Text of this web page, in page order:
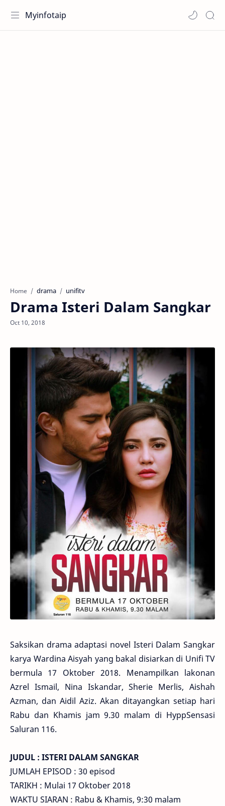
Myinfotaip
Home drama unifitv
Drama Isteri Dalam Sangkar
Saksikan drama adaptasi novel Isteri Dalam Sangkar
karya Wardina Aisyah yang bakal disiarkan di Unifi TV
bermula 17 Oktober 2018. Menampilkan lakonan
Azrel Ismail, Nina Iskandar, Sherie Merlis, Aishah
Azman, dan Aidil Aziz. Akan ditayangkan setiap hari
Rabu dan Khamis jam 9.30 malam di HyppSensasi
Saluran 116.
JUDUL : ISTERI DALAM SANGKAR
JUMLAH EPISOD : 30 episod
TARIKH : Mulai 17 Oktober 2018
WAKTU SIARAN : Rabu & Khamis, 9:30 malam